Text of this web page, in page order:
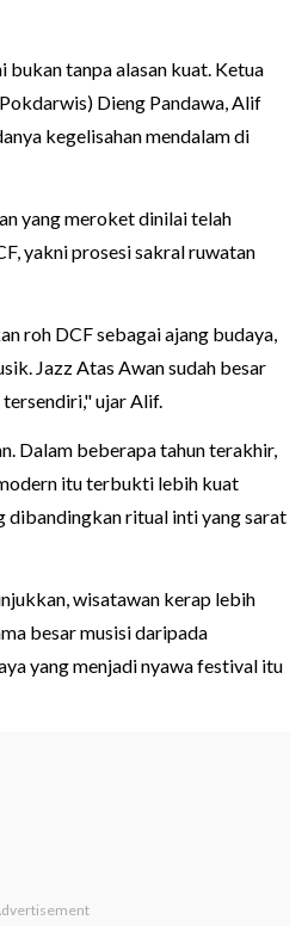
bukan tanpa alasan kuat. Ketua
Dieng Pandawa, Alif
kegelisahan mendalam di
yang meroket dinilai telah
yakni prosesi sakral ruwatan
roh DCF sebagai ajang budaya,
Jazz Atas Awan sudah besar
ujar Alif.
Dalam beberapa tahun terakhir,
itu terbukti lebih kuat
dibandingkan ritual inti yang sarat
wisatawan kerap lebih
besar musisi daripada
yang menjadi nyawa festival itu